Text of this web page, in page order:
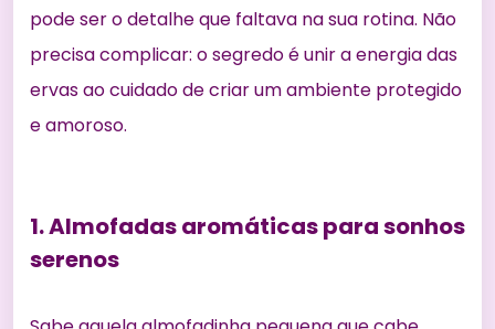
pode ser o detalhe que faltava na sua rotina. Não
precisa complicar: o segredo é unir a energia das
ervas ao cuidado de criar um ambiente protegido
e amoroso.
1. Almofadas aromáticas para sonhos
serenos